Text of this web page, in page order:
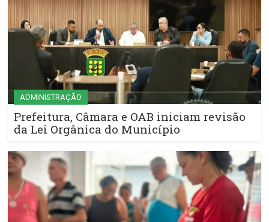
ADMINISTRAÇÃO
Prefeitura, Câmara e OAB iniciam revisão
da Lei Orgânica do Município